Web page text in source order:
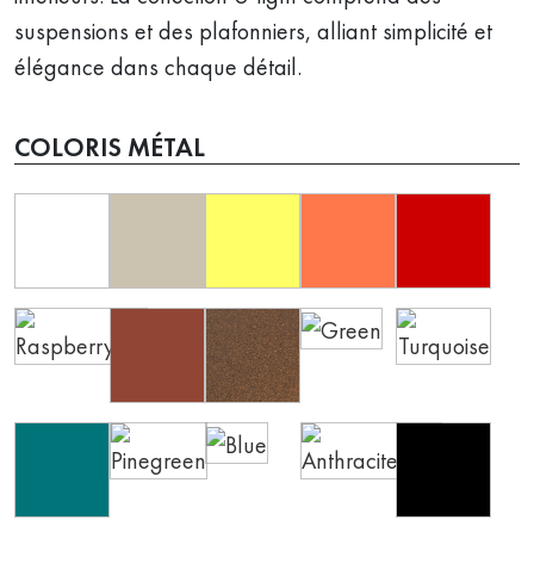
suspensions et des plafonniers, alliant simplicité et
élégance dans chaque détail.
COLORIS MÉTAL